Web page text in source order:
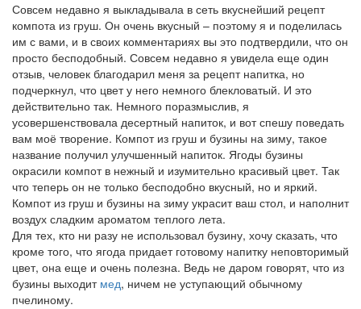
Совсем недавно я выкладывала в сеть вкуснейший рецепт
компота из груш. Он очень вкусный – поэтому я и поделилась
им с вами, и в своих комментариях вы это подтвердили, что он
просто бесподобный. Совсем недавно я увидела еще один
отзыв, человек благодарил меня за рецепт напитка, но
подчеркнул, что цвет у него немного блекловатый. И это
действительно так. Немного поразмыслив, я
усовершенствовала десертный напиток, и вот спешу поведать
вам моё творение. Компот из груш и бузины на зиму, такое
название получил улучшенный напиток. Ягоды бузины
окрасили компот в нежный и изумительно красивый цвет. Так
что теперь он не только бесподобно вкусный, но и яркий.
Компот из груш и бузины на зиму украсит ваш стол, и наполнит
воздух сладким ароматом теплого лета.
Для тех, кто ни разу не использовал бузину, хочу сказать, что
кроме того, что ягода придает готовому напитку неповторимый
цвет, она еще и очень полезна. Ведь не даром говорят, что из
бузины выходит мед, ничем не уступающий обычному
пчелиному.